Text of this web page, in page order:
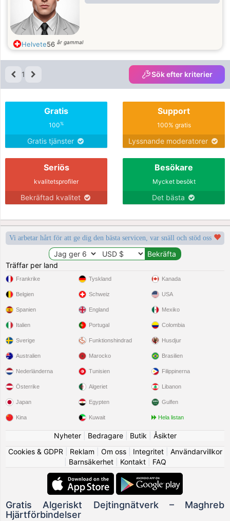
Helvete56 år gammal
1 Sök efter kriterier
Gratis
100%
Gratis tjänster
Support
100% gratis
Lyssnande moderatorer
Seriös
kvalitetsprofiler
Bekräftad kvalitet
Besökare
Mycket besökt
Det bästa
Vi arbetar hårt för att ge dig den bästa servicen, var snäll och stöd oss
Träffar per land
Frankrike
Belgien
Spanien
Italien
Sverige
Tyskland
Schweiz
England
Portugal
Funktionshindrad
Kanada
USA
Mexiko
Colombia
Husdjur
Australien
Nederländerna
Österrike
Japan
Kina
Marocko
Tunisien
Algeriet
Egypten
Kuwait
Brasilien
Filippinerna
Libanon
Gulfen
Hela listan
Nyheter| Bedragare| Butik
Åsikter
Cookies & GDPR
Reklam Om oss| Integritet| Användarvillkor
Barnsäkerhet| Kontakt| FAQ
Gratis Algeriskt Dejtingnätverk – Maghreb
Hjärtförbindelser